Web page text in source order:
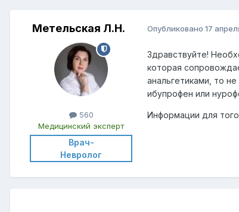
Метельская Л.Н.
560
Медицинский эксперт
Врач-
Невролог
Опубликовано 17
Здравствуйте!
которая
анальгетиками, то
ибупрофен или
Информации для